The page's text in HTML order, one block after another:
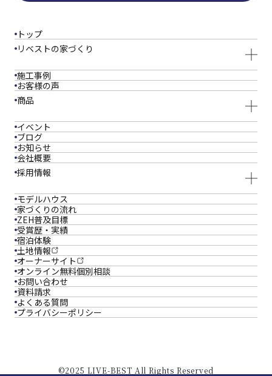
トップ
リベストの家づくり
施工事例
お客様の声
商品
イベント
ブログ
お知らせ
会社概要
採用情報
モデルハウス
家づくりの流れ
ZEH普及目標
受賞歴・実績
宿泊体験
土地情報
オーナーサイト
オンライン無料個別相談
お問い合わせ
資料請求
よくある質問
プライバシーポリシー
©2025 LIVE-BEST All Rights Reserved